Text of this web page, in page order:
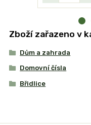
Zboží zařazeno v
Dům a zahrada
Domovní čísla
Břidlice